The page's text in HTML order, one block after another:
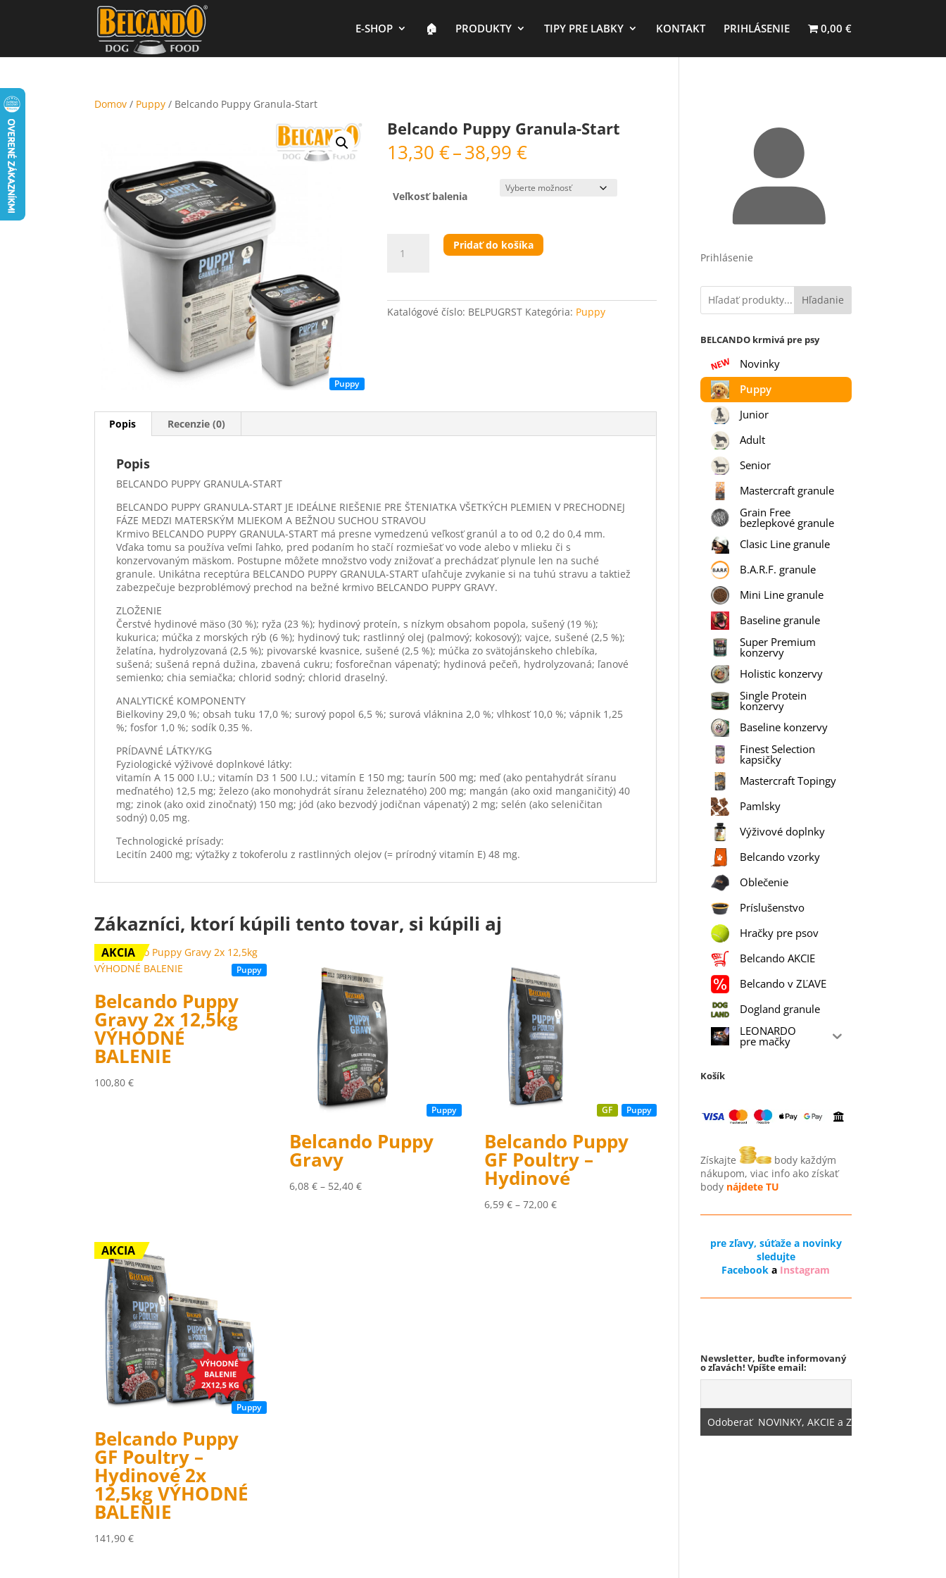
E-SHOP 🏠︎ PRODUKTY TIPY PRE LABKY KONTAKT PRIHLÁSENIE 0,00 €
Domov / Puppy / Belcando Puppy Granula-Start
Puppy
Belcando Puppy Granula-Start
13,30 €–38,99 €Price
range:
13,30 €
through
Veľkosť balenia
Belcando
Pridať do košíka
Katalógové číslo: BELPUGRST Kategória: Puppy
Popis Recenzie (0)
Popis
BELCANDO PUPPY GRANULA-START
BELCANDO PUPPY GRANULA-START JE IDEÁLNE RIEŠENIE PRE ŠTENIATKA VŠETKÝCH PLEMIEN V PRECHODNEJ
FÁZE MEDZI MATERSKÝM MLIEKOM A BEŽNOU SUCHOU STRAVOU
Krmivo BELCANDO PUPPY GRANULA-START má presne vymedzenú veľkosť granúl a to od 0,2 do 0,4 mm.
Vďaka tomu sa používa veľmi ľahko, pred podaním ho stačí rozmiešať vo vode alebo v mlieku či s
konzervovaným mäskom. Postupne môžete množstvo vody znižovať a prechádzať plynule len na suché
granule. Unikátna receptúra BELCANDO PUPPY GRANULA-START uľahčuje zvykanie si na tuhú stravu a taktiež
zabezpečuje bezproblémový prechod na bežné krmivo BELCANDO PUPPY GRAVY.
ZLOŽENIE
Čerstvé hydinové mäso (30 %); ryža (23 %); hydinový proteín, s nízkym obsahom popola, sušený (19 %);
kukurica; múčka z morských rýb (6 %); hydinový tuk; rastlinný olej (palmový; kokosový); vajce, sušené (2,5 %);
želatína, hydrolyzovaná (2,5 %); pivovarské kvasnice, sušené (2,5 %); múčka zo svätojánskeho chlebíka,
sušená; sušená repná dužina, zbavená cukru; fosforečnan vápenatý; hydinová pečeň, hydrolyzovaná; ľanové
semienko; chia semiačka; chlorid sodný; chlorid draselný.
ANALYTICKÉ KOMPONENTY
Bielkoviny 29,0 %; obsah tuku 17,0 %; surový popol 6,5 %; surová vláknina 2,0 %; vlhkosť 10,0 %; vápnik 1,25
%; fosfor 1,0 %; sodík 0,35 %.
PRÍDAVNÉ LÁTKY/KG
Fyziologické výživové doplnkové látky:
vitamín A 15 000 I.U.; vitamín D3 1 500 I.U.; vitamín E 150 mg; taurín 500 mg; meď (ako pentahydrát síranu
meďnatého) 12,5 mg; železo (ako monohydrát síranu železnatého) 200 mg; mangán (ako oxid manganičitý) 40
mg; zinok (ako oxid zinočnatý) 150 mg; jód (ako bezvodý jodičnan vápenatý) 2 mg; selén (ako seleničitan
sodný) 0,05 mg.
Technologické prísady:
Lecitín 2400 mg; výťažky z tokoferolu z rastlinných olejov (= prírodný vitamín E) 48 mg.
Zákazníci, ktorí kúpili tento tovar, si kúpili aj
Puppy
AKCIA
Belcando Puppy
Gravy 2x 12,5kg
VÝHODNÉ
BALENIE
100,80€
Puppy
Belcando Puppy
Gravy
6,08€ – 52,40€Price
GF Puppy
Belcando Puppy
GF Poultry –
Hydinové
6,59€ – 72,00€Price
Puppy
AKCIA
Belcando Puppy
GF Poultry –
Hydinové 2x
12,5kg VÝHODNÉ
BALENIE
141,90€
Prihlásenie
Hľadanie
BELCANDO krmivá pre psy
Novinky
Puppy
Junior
Adult
Senior
Mastercraft granule
Grain Free
bezlepkové granule
Clasic Line granule
B.A.R.F. granule
Mini Line granule
Baseline granule
Super Premium
konzervy
Holistic konzervy
Single Protein
konzervy
Baseline konzervy
Finest Selection
kapsičky
Mastercraft Topingy
Pamlsky
Výživové doplnky
Belcando vzorky
Oblečenie
Príslušenstvo
Hračky pre psov
Belcando AKCIE
Belcando v ZĽAVE
Dogland granule
LEONARDO
pre mačky
Košík
Získajte
body každým
nákupom, viac info ako získať
body nájdete TU
pre zľavy, súťaže a novinky
sledujte
Facebook a Instagram
Newsletter, buďte informovaný
o zľavách! Vpíšte email: